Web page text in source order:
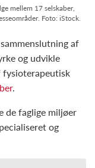
mellem 17 selskaber,
Foto: iStock.
af
og udvikle
fysioterapeutisk
.
de faglige miljøer
og